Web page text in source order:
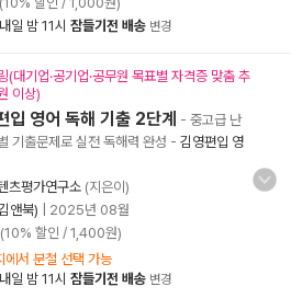
내일 밤 11시 잠들기전 배송 변경
(대기업·공기업·공무원 목표별 자격증 맞춤 추
이상)
입 영어 독해 기출 2단계 - 중고급 난
기출문제로 실전 독해력 완성 - 김영편입 영
츠평가연구소 (지은이)
앤북)
2025년 08월
할인 / 1,400원)
에서 분철 선택 가능
내일 밤 11시 잠들기전 배송 변경